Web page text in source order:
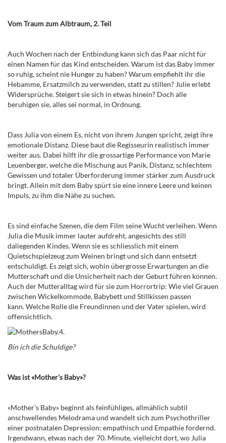
Vom Traum zum Albtraum, 2. Teil
Auch Wochen nach der Entbindung kann sich das Paar nicht für
einen Namen für das Kind entscheiden. Warum ist das Baby immer
so ruhig, scheint nie Hunger zu haben? Warum empfiehlt ihr die
Hebamme, Ersatzmilch zu verwenden, statt zu stillen? Julie erlebt
Widersprüche. Steigert sie sich in etwas hinein? Doch alle
beruhigen sie, alles sei normal, in Ordnung.
Dass Julia von einem Es, nicht von ihrem Jungen spricht, zeigt ihre
emotionale Distanz. Diese baut die Regisseurin realistisch immer
weiter aus. Dabei hilft ihr die grossartige Performance von Marie
Leuenberger, welche die Mischung aus Panik, Distanz, schlechtem
Gewissen und totaler Überforderung immer stärker zum Ausdruck
bringt. Allein mit dem Baby spürt sie eine innere Leere und keinen
Impuls, zu ihm die Nähe zu suchen.
Es sind einfache Szenen, die dem Film seine Wucht verleihen. Wenn
Julia die Musik immer lauter aufdreht, angesichts des still
daliegenden Kindes. Wenn sie es schliesslich mit einem
Quietschspielzeug zum Weinen bringt und sich dann entsetzt
entschuldigt. Es zeigt sich, wohin übergrosse Erwartungen an die
Mutterschaft und die Unsicherheit nach der Geburt führen können.
Auch der Mutteralltag wird für sie zum Horrortrip: Wie viel Grauen
zwischen Wickelkommode, Babybett und Stillkissen passen
kann.Welche Rolle die Freundinnen und der Vater spielen, wird
offensichtlich.
Bin ich die Schuldige?
Was ist «Mother's Baby»?
«Mother’s Baby» beginnt als feinfühliges, allmählich subtil
anschwellendes Melodrama und wandelt sich zum Psychothriller
einer postnatalen Depression: empathisch und Empathie fordernd.
Irgendwann, etwas nach der 70. Minute, vielleicht dort, wo Julia